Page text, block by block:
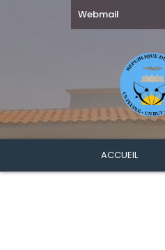
Webmail
ACCUEIL